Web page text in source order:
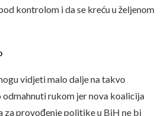
kontrolom i da se kreću u željenom
vidjeti malo dalje na takvo
odmahnuti rukom jer nova koalicija
za provođenje politike u BiH ne bi